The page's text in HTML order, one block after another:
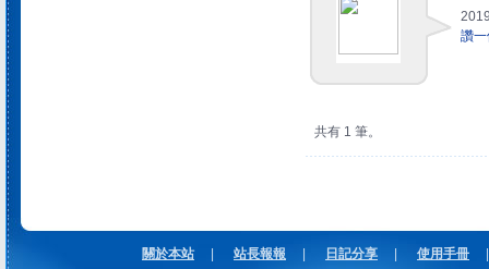
讚一
共有 1 筆。
關於本站 站長報報 日記分享 使用手冊